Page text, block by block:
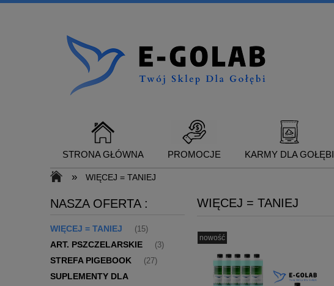
STRONA GŁÓWNA PROMOCJE KARMY DLA GOŁĘBI
SUPLEMENTY DLA GOŁĘBI KONTAKT
» WIĘCEJ = TANIEJ
NASZA OFERTA :
WIĘCEJ = TANIEJ (15)
ART. PSZCZELARSKIE (3)
STREFA PIGEBOOK (27)
SUPLEMENTY DLA
WIĘCEJ = TANIEJ
nowość